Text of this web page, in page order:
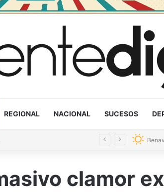
REGIONAL NACIONAL SUCESOS
clamor